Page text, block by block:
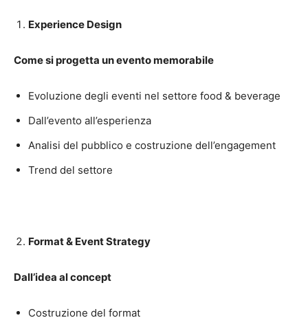
Experience Design
Come si progetta un evento memorabile
Evoluzione degli eventi nel settore food & beverage
Dall’evento all’esperienza
Analisi del pubblico e costruzione dell’engagement
Trend del settore
Format & Event Strategy
Dall’idea al concept
Costruzione del format